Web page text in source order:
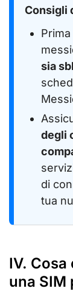
Consigli
sia
degli
di
tua
IV.
una SIM